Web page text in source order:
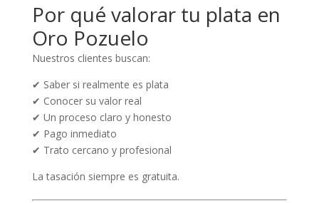
Por qué valorar tu plata en
Oro Pozuelo
Nuestros clientes buscan:
✔ Saber si realmente es plata
✔ Conocer su valor real
✔ Un proceso claro y honesto
✔ Pago inmediato
✔ Trato cercano y profesional
La tasación siempre es gratuita.